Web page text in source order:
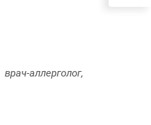
врач-аллерголог,